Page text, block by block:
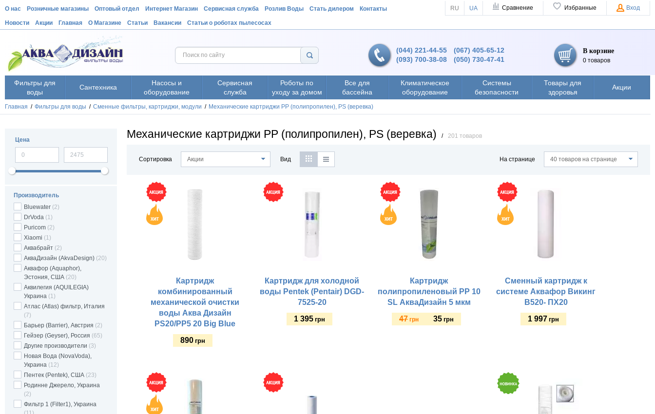
О нас Розничные магазины Оптовый отдел Интернет Магазин Сервисная служба Розлив Воды Стать дилером Контакты
Новости Акции Главная О Магазине Статьи Вакансии Статьи о роботах пылесосах
RU UA Сравнение Избранные Вход
(044) 221-44-55
(093) 700-38-08
(067) 405-65-12
(050) 730-47-41
В корзине
0 товаров
Фильтры для
воды
Сантехника
Насосы и
оборудование
Сервисная
служба
Роботы по
уходу за домом
Все для
бассейна
Климатическое
оборудование
Системы
безопасности
Товары для
здоровья
Акции
Главная / Фильтры для воды / Cменные фильтры, картриджи, модули / Механические картриджи PP (полипропилен), PS (веревка)
Цена
Производитель
Bluewater (2)
DrVoda (1)
Puricom (2)
Xiaomi (1)
Аквабрайт (2)
АкваДизайн (AkvaDesign) (20)
Аквафор (Aquaphor),
Эстония, США (20)
Аквилегия (AQUILEGIA)
Украина (1)
Атлас (Atlas) фильтр, Италия
(7)
Барьер (Barrier), Австрия (2)
Гейзер (Geyser), Россия (65)
Другие производители (3)
Новая Вода (NovaVoda),
Украина (12)
Пентек (Pentek), США (23)
Родинне Джерело, Украина
(2)
Фильтр 1 (Filter1), Украина
Механические картриджи PP (полипропилен), PS (веревка) / 201 товаров
Сортировка Акции Вид На странице 40 товаров на странице
Картридж
комбинированный
механической очистки
воды Аква Дизайн
PS20/PP5 20 Big Blue
890 грн
Картридж для холодной
воды Pentek (Pentair) DGD-
7525-20
1 395 грн
Картридж
полипропиленовый PP 10
SL АкваДизайн 5 мкм
47 грн 35 грн
Сменный картридж к
системе Аквафор Викинг
В520- ПХ20
1 997 грн
Рабочая температура, оС:
Производительность, л/сут.:
Гарантия, мес: